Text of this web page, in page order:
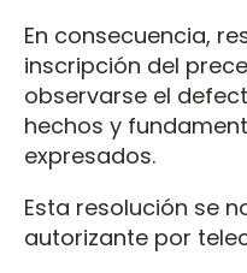
En consecuencia,
inscripción del
observarse el
hechos y
expresados.
Esta resolución se
autorizante por